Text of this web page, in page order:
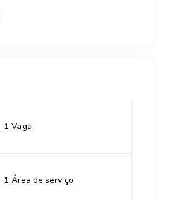
1 Vaga
1 Área de serviço